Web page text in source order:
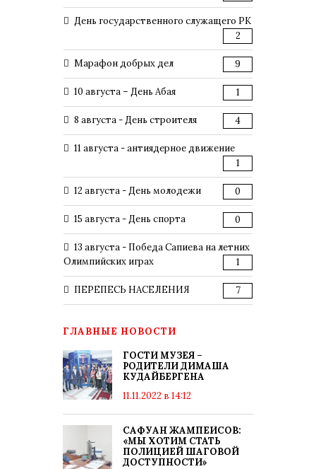
День государственного служащего РК
2
Марафон добрых дел 9
10 августа – День Абая 1
8 августа - День строителя 4
11 августа - антиядерное движение
1
12 августа - День молодежи 0
15 августа - День спорта 0
13 августа - Победа Сапиева на летних
Олимпийских играх
1
ПЕРЕПЕСЬ НАСЕЛЕНИЯ 7
ГЛАВНЫЕ НОВОСТИ
ГОСТИ МУЗЕЯ –
РОДИТЕЛИ ДИМАША
КУДАЙБЕРГЕНА
11.11.2022 в 14:12
САФУАН ЖАМПЕИСОВ:
«МЫ ХОТИМ СТАТЬ
ПОЛИЦИЕЙ ШАГОВОЙ
ДОСТУПНОСТИ»